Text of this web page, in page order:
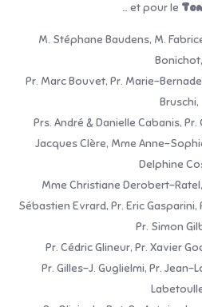
… et pour le
M. Stéphane Baudens, M.
Bonichot,
Pr. Marc Bouvet, Pr. Marie-
Bruschi,
Prs. André & Danielle Cabanis,
Jacques Clère, Mme Anne-
Delphine
Mme Christiane Derobert-
Sébastien Evrard, Pr. Eric
Pr. Simon
Pr. Cédric Glineur, Pr. Xavier
Pr. Gilles-J. Guglielmi, Pr. Jean-